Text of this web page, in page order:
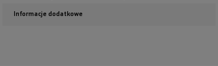
Informacje dodatkowe